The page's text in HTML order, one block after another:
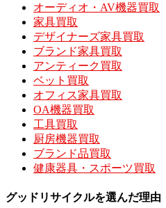
オーディオ・AV機器買取
家具買取
デザイナーズ家具買取
ブランド家具買取
アンティーク買取
ベット買取
オフィス家具買取
OA機器買取
工具買取
厨房機器買取
ブランド品買取
健康器具・スポーツ買取
グッドリサイクルを選んだ理由